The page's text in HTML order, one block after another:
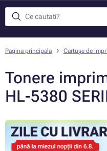
Pagina principala Cartușe de
Tonere
HL-5380